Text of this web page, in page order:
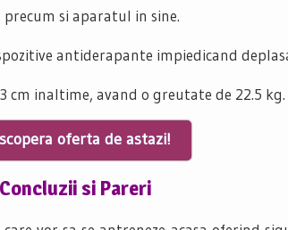
si aparatul in sine.
antiderapante impiedicand
inaltime, avand o greutate de 22.5 kg.
oferta de astazi!
Concluzii si Pareri